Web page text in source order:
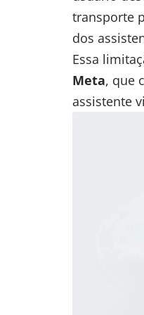
transporte
dos
Essa
Meta, que
assistente